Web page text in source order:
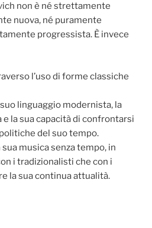
non è né strettamente
nuova, né puramente
progressista. È invece
l’uso di forme classiche
linguaggio modernista, la
la sua capacità di confrontarsi
del suo tempo.
musica senza tempo, in
i tradizionalisti che con i
la sua continua attualità.